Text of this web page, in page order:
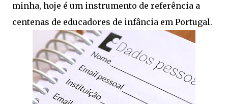
minha, hoje é um instrumento de referência a
centenas de educadores de infância em Portugal.